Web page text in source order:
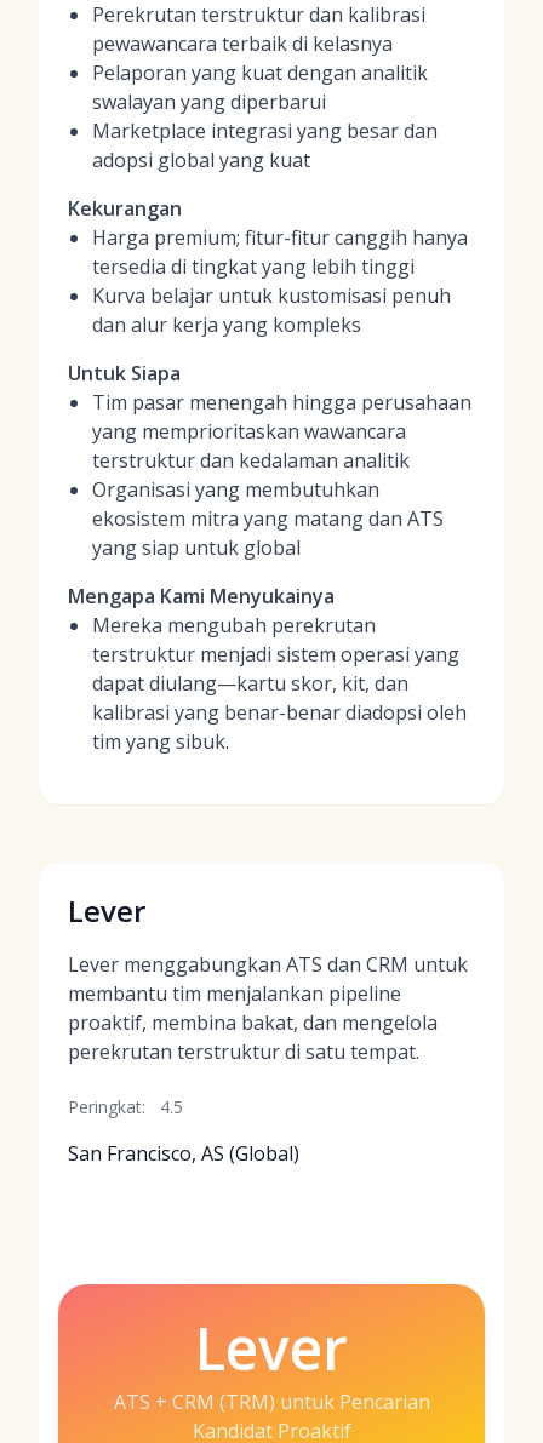
Perekrutan terstruktur dan kalibrasi
pewawancara terbaik di kelasnya
Pelaporan yang kuat dengan analitik
swalayan yang diperbarui
Marketplace integrasi yang besar dan
adopsi global yang kuat
Kekurangan
Harga premium; fitur-fitur canggih hanya
tersedia di tingkat yang lebih tinggi
Kurva belajar untuk kustomisasi penuh
dan alur kerja yang kompleks
Untuk Siapa
Tim pasar menengah hingga perusahaan
yang memprioritaskan wawancara
terstruktur dan kedalaman analitik
Organisasi yang membutuhkan
ekosistem mitra yang matang dan ATS
yang siap untuk global
Mengapa Kami Menyukainya
Mereka mengubah perekrutan
terstruktur menjadi sistem operasi yang
dapat diulang—kartu skor, kit, dan
kalibrasi yang benar-benar diadopsi oleh
tim yang sibuk.
Lever
Lever menggabungkan ATS dan CRM untuk
membantu tim menjalankan pipeline
proaktif, membina bakat, dan mengelola
perekrutan terstruktur di satu tempat.
Peringkat: 4.5
San Francisco, AS (Global)
Lever
ATS + CRM (TRM) untuk Pencarian
Kandidat Proaktif